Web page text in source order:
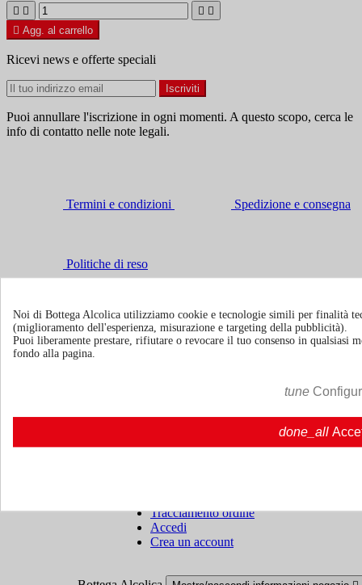
   
 Agg. al carrello
Ricevi news e offerte speciali
Puoi annullare l'iscrizione in ogni momenti. A questo scopo, cerca le
info di contatto nelle note legali.
Termini e condizioni Spedizione e consegna
Politiche di reso
Chi siamoChi siamo | Bottegaalcolica.com
FAQDomande frequenti |
Mostra/nascondi link informazioni
Ristoranti - Bar - Catering - Hotel
Tracciamento ordine
Accedi
Crea un account
Noi di Bottega Alcolica utilizziamo cookie e tecnologie simili per finalità
(miglioramento dell'esperienza, misurazione e targeting della pubblicità).
Puoi liberamente prestare, rifiutare o revocare il tuo consenso in qualsiasi
fondo alla pagina.
tune
done_all